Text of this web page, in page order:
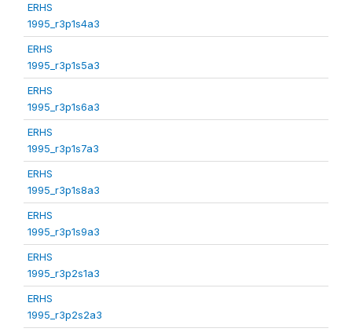
ERHS
1995_r3p1s4a3
ERHS
1995_r3p1s5a3
ERHS
1995_r3p1s6a3
ERHS
1995_r3p1s7a3
ERHS
1995_r3p1s8a3
ERHS
1995_r3p1s9a3
ERHS
1995_r3p2s1a3
ERHS
1995_r3p2s2a3